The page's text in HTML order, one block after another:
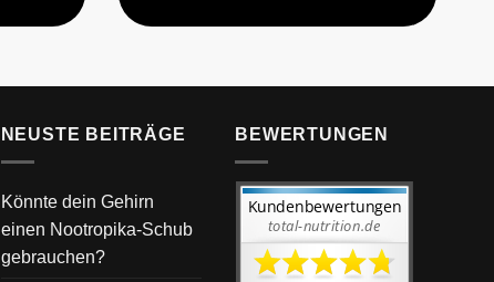
NEUSTE BEITRÄGE
Könnte dein Gehirn
einen Nootropika-Schub
gebrauchen?
BEWERTUNGEN